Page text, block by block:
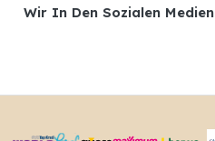
Wir In Den Sozialen Medien